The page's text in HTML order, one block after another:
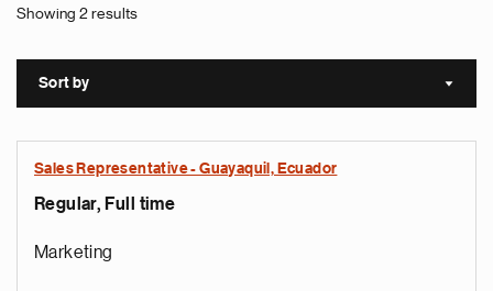
Showing 2 results
Sort by Sort
Sales Representative - Guayaquil, Ecuador
Regular, Full time
Marketing